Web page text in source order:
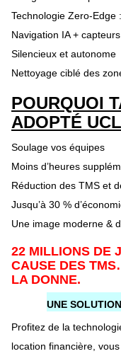
Technologie Zero-Edge
Navigation IA +
Silencieux et autonome
Nettoyage ciblé des
POURQUOI
ADOPTÉ
Soulage vos équipes
Moins d’heures
Réduction des TMS et
Jusqu’à 30 %
Une image moderne &
22 MILLIONS DE
CAUSE DES
LA DONNE.
UNE
Profitez de la
location financière,